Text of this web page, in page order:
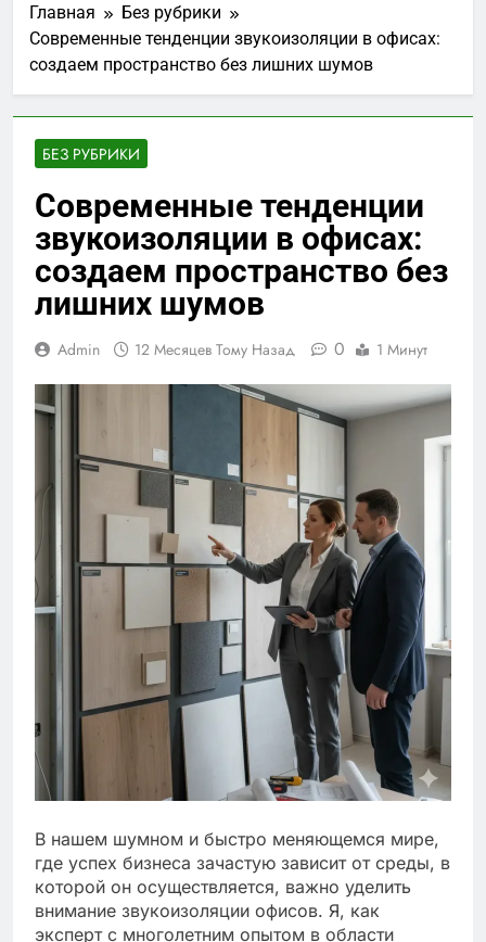
Главная
Без рубрики
Современные тенденции звукоизоляции в офисах:
создаем пространство без лишних шумов
БЕЗ РУБРИКИ
Современные тенденции
звукоизоляции в офисах:
создаем пространство без
лишних шумов
Admin 12 Месяцев Тому Назад 0 1 Минут
В нашем шумном и быстро меняющемся мире,
где успех бизнеса зачастую зависит от среды, в
которой он осуществляется, важно уделить
внимание звукоизоляции офисов. Я, как
эксперт с многолетним опытом в области